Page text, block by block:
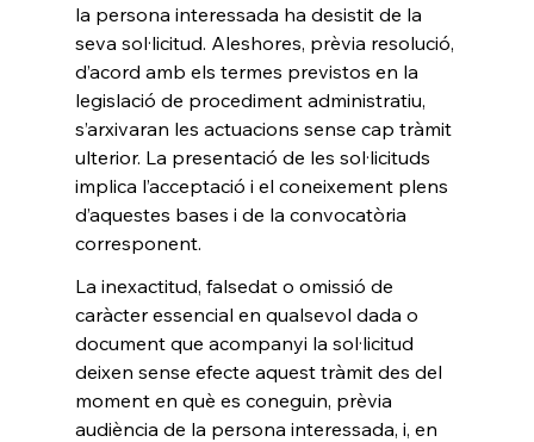
la persona interessada ha desistit de la
seva sol·licitud. Aleshores, prèvia resolució,
d’acord amb els termes previstos en la
legislació de procediment administratiu,
s’arxivaran les actuacions sense cap tràmit
ulterior. La presentació de les sol·licituds
implica l’acceptació i el coneixement plens
d’aquestes bases i de la convocatòria
corresponent.
La inexactitud, falsedat o omissió de
caràcter essencial en qualsevol dada o
document que acompanyi la sol·licitud
deixen sense efecte aquest tràmit des del
moment en què es coneguin, prèvia
audiència de la persona interessada, i, en